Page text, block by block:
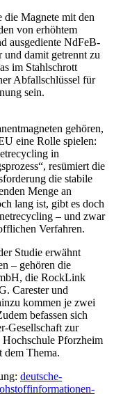
die Magnete mit den
von erhöhtem
ausgediente NdFeB-
und damit getrennt zu
im Stahlschrott
Abfallschlüssel für
sein.
gehören,
eine Rolle spielen:
in
resümiert die
die stabile
Menge an
lang ist, gibt es doch
– und zwar
Verfahren.
Studie erwähnt
– gehören die
die RockLink
Carester und
kommen je zwei
befassen sich
Gesellschaft zur
Pforzheim
dem Thema.
deutsche-